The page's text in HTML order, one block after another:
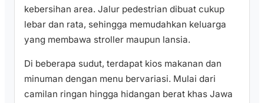
kebersihan area. Jalur pedestrian dibuat cukup
lebar dan rata, sehingga memudahkan keluarga
yang membawa stroller maupun lansia.
Di beberapa sudut, terdapat kios makanan dan
minuman dengan menu bervariasi. Mulai dari
camilan ringan hingga hidangan berat khas Jawa